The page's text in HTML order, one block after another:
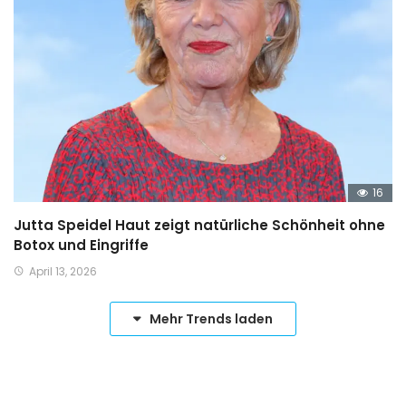
16
Jutta Speidel Haut zeigt natürliche Schönheit ohne
Botox und Eingriffe
April 13, 2026
Mehr Trends laden